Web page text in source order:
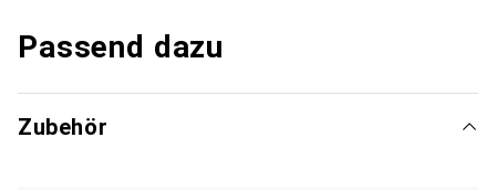
Passend dazu
Zubehör